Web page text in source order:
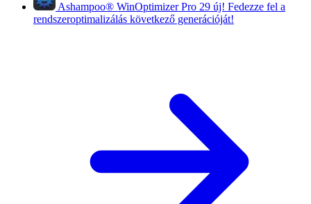
Ashampoo® WinOptimizer Pro 29 új! Fedezze fel a
rendszeroptimalizálás következő generációját!